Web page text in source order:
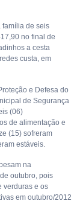
família de seis
no final de
a cesta
custa, em
e Defesa do
de Segurança
(06)
de alimentação e
(15) sofreram
estáveis.
na
outubro, pois
verduras e os
em outubro/2012